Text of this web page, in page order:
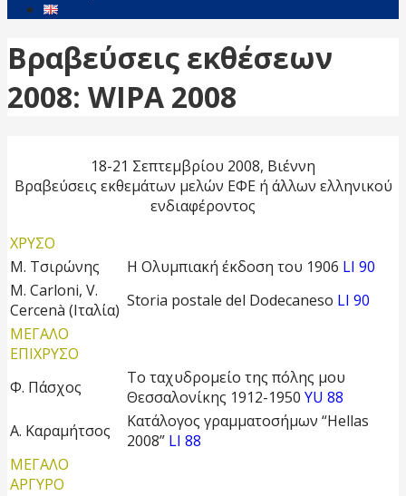
Βραβεύσεις εκθέσεων
2008: WIPA 2008
18-21 Σεπτεμβρίου 2008, Bιέννη
Βραβεύσεις εκθεμάτων μελών ΕΦΕ ή άλλων ελληνικού
ενδιαφέροντος
ΧΡΥΣΟ
Μ. Τσιρώνης
Η Ολυμπιακή έκδοση του 1906 LI 90
M. Carloni, V.
Cercenà (Ιταλία) Storia postale del Dodecaneso LI 90
ΜΕΓΑΛΟ
ΕΠΙΧΡΥΣΟ
Φ. Πάσχος
Το ταχυδρομείο της πόλης μου
Θεσσαλονίκης 1912-1950 YU 88
Α. Καραμήτσος
Κατάλογος γραμματοσήμων “Hellas
2008” LI 88
ΜΕΓΑΛΟ
ΑΡΓΥΡΟ